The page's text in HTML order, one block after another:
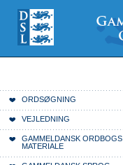
indhold
Videre
værktøjer
ORDSØGNING
VEJLEDNING
GAMMELDANSK ORDBOGS
MATERIALE